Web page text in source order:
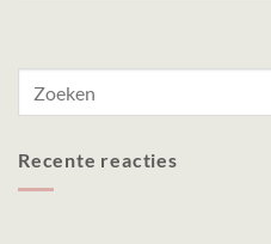
Recente reacties